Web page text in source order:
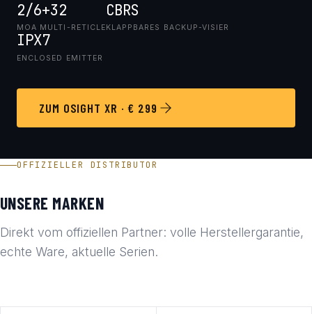
2/6+32
MOA MULTI-RETICLE
CBRS
KLAPPBARES BACKUP-VISIER
IPX7
ENCLOSED EMITTER
ZUM OSIGHT XR · € 299
OFFIZIELLER DISTRIBUTOR
UNSERE MARKEN
Direkt vom offiziellen Partner: volle Herstellergarantie,
echte Ware, aktuelle Serien.